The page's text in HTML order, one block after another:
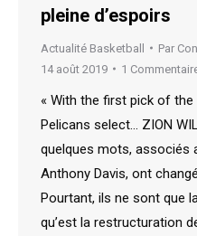
pleine d’espoirs
Actualité Basketball Par
14 août 2019
1
« With the first pick of the
Pelicans select… ZION
quelques mots, associés
Anthony Davis, ont
Pourtant, ils ne sont que
qu’est la restructuration